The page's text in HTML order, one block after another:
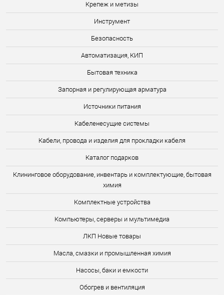
Крепеж и метизы
Инструмент
Безопасность
Автоматизация, КИП
Бытовая техника
Запорная и регулирующая арматура
Источники питания
Кабеленесущие системы
Кабели, провода и изделия для прокладки кабеля
Каталог подарков
Клининговое оборудование, инвентарь и комплектующие, бытовая
химия
Комплектные устройства
Компьютеры, серверы и мультимедиа
ЛКП Новые товары
Масла, смазки и промышленная химия
Насосы, баки и емкости
Обогрев и вентиляция